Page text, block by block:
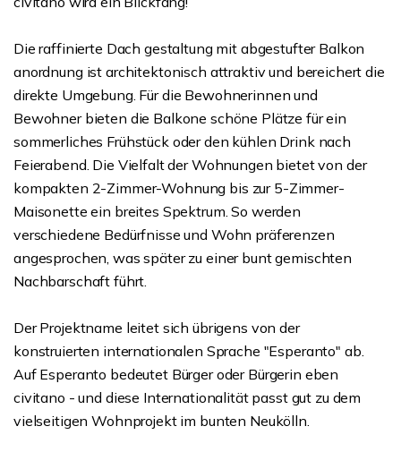
Die raffinierte Dach gestaltung mit abgestufter Balkon
anordnung ist architektonisch attraktiv und bereichert die
direkte Umgebung. Für die Bewohnerinnen und
Bewohner bieten die Balkone schöne Plätze für ein
sommerliches Frühstück oder den kühlen Drink nach
Feierabend. Die Vielfalt der Wohnungen bietet von der
kompakten 2-Zimmer-Wohnung bis zur 5-Zimmer-
Maisonette ein breites Spektrum. So werden
verschiedene Bedürfnisse und Wohn präferenzen
angesprochen, was später zu einer bunt gemischten
Nachbarschaft führt.
Der Projektname leitet sich übrigens von der
konstruierten internationalen Sprache "Esperanto" ab.
Auf Esperanto bedeutet Bürger oder Bürgerin eben
civitano - und diese Internationalität passt gut zu dem
vielseitigen Wohnprojekt im bunten Neukölln.